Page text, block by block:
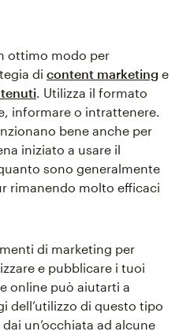
ottimo modo per
di content marketing e
. Utilizza il formato
informare o intrattenere.
bene anche per
iniziato a usare il
sono generalmente
rimanendo molto efficaci
di marketing per
e pubblicare i tuoi
online può aiutarti a
dell’utilizzo di questo tipo
un’occhiata ad alcune